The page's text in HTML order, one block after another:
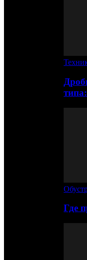
Где